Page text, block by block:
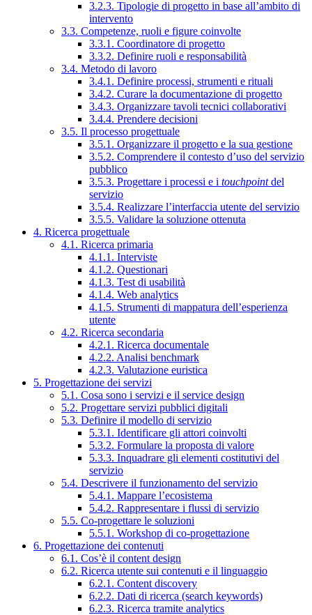
3.2.3. Tipologie di progetto in base all’ambito di
intervento
3.3. Competenze, ruoli e figure coinvolte
3.3.1. Coordinatore di progetto
3.3.2. Definire ruoli e responsabilità
3.4. Metodo di lavoro
3.4.1. Definire processi, strumenti e rituali
3.4.2. Curare la documentazione di progetto
3.4.3. Organizzare tavoli tecnici collaborativi
3.4.4. Prendere decisioni
3.5. Il processo progettuale
3.5.1. Organizzare il progetto e la sua gestione
3.5.2. Comprendere il contesto d’uso del servizio
pubblico
3.5.3. Progettare i processi e i touchpointdel
servizio
3.5.4. Realizzare l’interfaccia utente del servizio
3.5.5. Validare la soluzione ottenuta
4. Ricerca progettuale
4.1. Ricerca primaria
4.1.1. Interviste
4.1.2. Questionari
4.1.3. Test di usabilità
4.1.4. Web analytics
4.1.5. Strumenti di mappatura dell’esperienza
utente
4.2. Ricerca secondaria
4.2.1. Ricerca documentale
4.2.2. Analisi benchmark
4.2.3. Valutazione euristica
5. Progettazione dei servizi
5.1. Cosa sono i servizi e il service design
5.2. Progettare servizi pubblici digitali
5.3. Definire il modello di servizio
5.3.1. Identificare gli attori coinvolti
5.3.2. Formulare la proposta di valore
5.3.3. Inquadrare gli elementi costitutivi del
servizio
5.4. Descrivere il funzionamento del servizio
5.4.1. Mappare l’ecosistema
5.4.2. Rappresentare i flussi di servizio
5.5. Co-progettare le soluzioni
5.5.1. Workshop di co-progettazione
6. Progettazione dei contenuti
6.1. Cos’è il content design
6.2. Ricerca utente sui contenuti e il linguaggio
6.2.1. Content discovery
6.2.2. Dati di ricerca (search keywords)
6.2.3. Ricerca tramite analytics